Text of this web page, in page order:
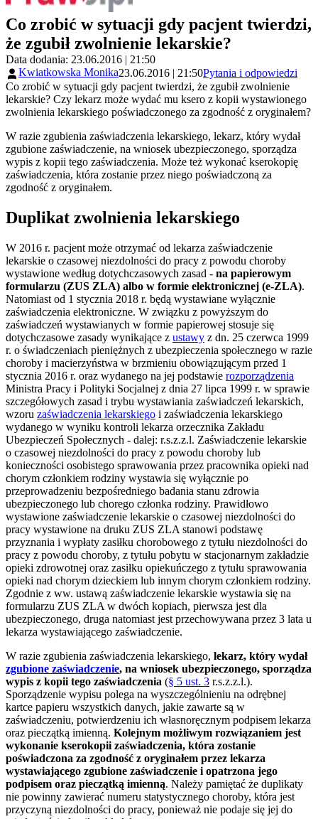
Co zrobić w sytuacji gdy pacjent twierdzi,
że zgubił zwolnienie lekarskie?
Data dodania: 23.06.2016 | 21:50
Kwiatkowska Monika23.06.2016 | 21:50Pytania i odpowiedzi
Co zrobić w sytuacji gdy pacjent twierdzi, że zgubił zwolnienie
lekarskie? Czy lekarz może wydać mu ksero z kopii wystawionego
zwolnienia lekarskiego poświadczonego za zgodność z oryginałem?
W razie zgubienia zaświadczenia lekarskiego, lekarz, który wydał
zgubione zaświadczenie, na wniosek ubezpieczonego, sporządza
wypis z kopii tego zaświadczenia. Może też wykonać kserokopię
zaświadczenia, która zostanie przez niego poświadczoną za
zgodność z oryginałem.
Duplikat zwolnienia lekarskiego
W 2016 r. pacjent może otrzymać od lekarza zaświadczenie
lekarskie o czasowej niezdolności do pracy z powodu choroby
wystawione według dotychczasowych zasad - na papierowym
formularzu (ZUS ZLA) albo w formie elektronicznej (e-ZLA).
Natomiast od 1 stycznia 2018 r. będą wystawiane wyłącznie
zaświadczenia elektroniczne. W związku z powyższym do
zaświadczeń wystawianych w formie papierowej stosuje się
dotychczasowe zasady wynikające z ustawy z dn. 25 czerwca 1999
r. o świadczeniach pieniężnych z ubezpieczenia społecznego w razie
choroby i macierzyństwa w brzmieniu obowiązującym przed 1
stycznia 2016 r. oraz wydanego na jej podstawie rozporządzenia
Ministra Pracy i Polityki Socjalnej z dnia 27 lipca 1999 r. w sprawie
szczegółowych zasad i trybu wystawiania zaświadczeń lekarskich,
wzoru zaświadczenia lekarskiego i zaświadczenia lekarskiego
wydanego w wyniku kontroli lekarza orzecznika Zakładu
Ubezpieczeń Społecznych - dalej: r.s.z.z.l. Zaświadczenie lekarskie
o czasowej niezdolności do pracy z powodu choroby lub
konieczności osobistego sprawowania przez pracownika opieki nad
chorym członkiem rodziny wystawia się wyłącznie po
przeprowadzeniu bezpośredniego badania stanu zdrowia
ubezpieczonego lub chorego członka rodziny. Prawidłowo
wystawione zaświadczenie lekarskie o czasowej niezdolności do
pracy wystawione na druku ZUS ZLA stanowi podstawę
przyznania i wypłaty zasiłku chorobowego z tytułu niezdolności do
pracy z powodu choroby, z tytułu pobytu w stacjonarnym zakładzie
opieki zdrowotnej oraz zasiłku opiekuńczego z tytułu sprawowania
opieki nad chorym dzieckiem lub innym chorym członkiem rodziny.
Zgodnie z ww. ustawą zaświadczenie lekarskie wystawia się na
formularzu ZUS ZLA w dwóch kopiach, pierwsza jest dla
ubezpieczonego, druga natomiast jest przechowywana przez 3 lata u
lekarza wystawiającego zaświadczenie.
W razie zgubienia zaświadczenia lekarskiego, lekarz, który wydał
zgubione zaświadczenie, na wniosek ubezpieczonego, sporządza
wypis z kopii tego zaświadczenia (§ 5 ust. 3 r.s.z.z.l.).
Sporządzenie wypisu polega na wyszczególnieniu na odrębnej
kartce papieru wszystkich danych, jakie zawarte są w
zaświadczeniu, potwierdzeniu ich własnoręcznym podpisem lekarza
oraz pieczątką imienną. Kolejnym możliwym rozwiązaniem jest
wykonanie kserokopii zaświadczenia, która zostanie
poświadczona za zgodność z oryginałem przez lekarza
wystawiającego zgubione zaświadczenie i opatrzona jego
podpisem oraz pieczątką imienną. Należy pamiętać że duplikaty
nie powinny zawierać numeru statystycznego choroby, która jest
przyczyną niezdolności do pracy, ponieważ nie podaje się jej do